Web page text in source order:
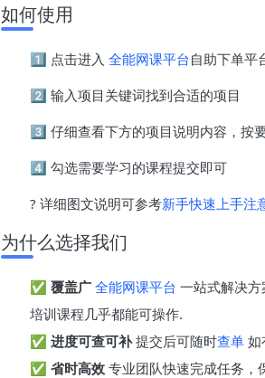
如何使用
1️⃣ 点击进入 全能网课平台自助下单平
2️⃣ 输入项目关键词找到合适的项目
3️⃣ 仔细查看下方的项目说明内容，按
4️⃣ 勾选需要学习的课程提交即可
? 详细图文说明可参考新手快速上手注
为什么选择我们
✅ 覆盖广 全能网课平台 一站式解决
培训课程几乎都能可操作.
✅ 进度可查可补提交后可随时查单 如
✅ 省时高效 专业团队快速完成任务，